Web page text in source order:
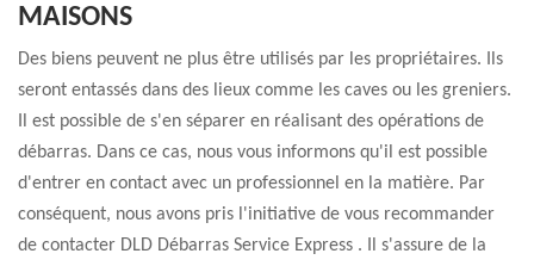
MAISONS
Des biens peuvent ne plus être utilisés par les propriétaires. Ils
seront entassés dans des lieux comme les caves ou les greniers.
Il est possible de s'en séparer en réalisant des opérations de
débarras. Dans ce cas, nous vous informons qu'il est possible
d'entrer en contact avec un professionnel en la matière. Par
conséquent, nous avons pris l'initiative de vous recommander
de contacter DLD Débarras Service Express . Il s'assure de la